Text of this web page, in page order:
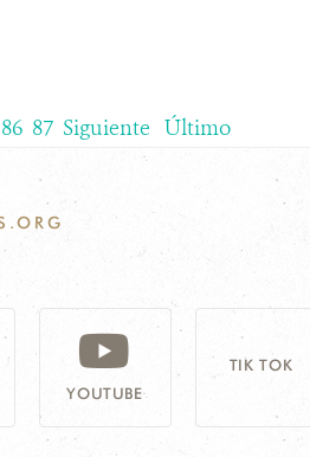
86 87 Siguiente Último
YOUTUBE
TIK TOK